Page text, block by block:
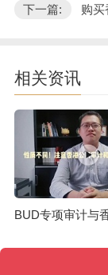
下一篇:
购
相关资讯